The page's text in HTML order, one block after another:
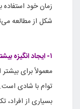
زمان خود
شکل از مطالعه
۱- ایجاد انگیزه بیشتر برای مطالعه
معمولاً برای
توام با شادی
بسیاری از